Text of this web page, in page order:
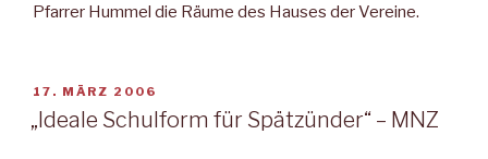
Pfarrer Hummel die Räume des Hauses der Vereine.
VERÖFFENTLICHT
AM
17. MÄRZ 2006
„Ideale Schulform für Spätzünder“ – MNZ